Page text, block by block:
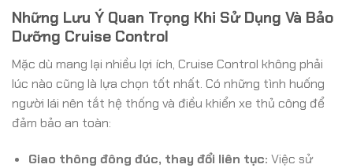
Những Lưu Ý Quan Trọng Khi Sử Dụng Và Bảo
Dưỡng Cruise Control
Mặc dù mang lại nhiều lợi ích, Cruise Control không phải
lúc nào cũng là lựa chọn tốt nhất. Có những tình huống
người lái nên tắt hệ thống và điều khiển xe thủ công để
đảm bảo an toàn:
Giao thông đông đúc, thay đổi liên tục: Việc sử